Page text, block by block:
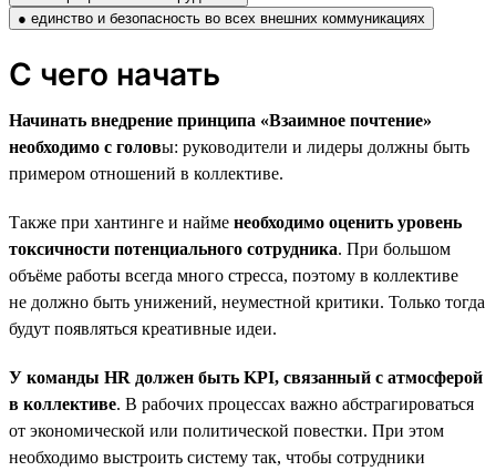
● единство и безопасность во всех внешних коммуникациях
С чего начать
Начинать внедрение принципа «Взаимное почтение»
необходимо с головы: руководители и лидеры должны быть
примером отношений в коллективе.
Также при хантинге и найме необходимо оценить уровень
токсичности потенциального сотрудника. При большом
объёме работы всегда много стресса, поэтому в коллективе
не должно быть унижений, неуместной критики. Только тогда
будут появляться креативные идеи.
У команды HR должен быть KPI, связанный с атмосферой
в коллективе. В рабочих процессах важно абстрагироваться
от экономической или политической повестки. При этом
необходимо выстроить систему так, чтобы сотрудники